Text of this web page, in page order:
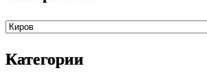
Категории